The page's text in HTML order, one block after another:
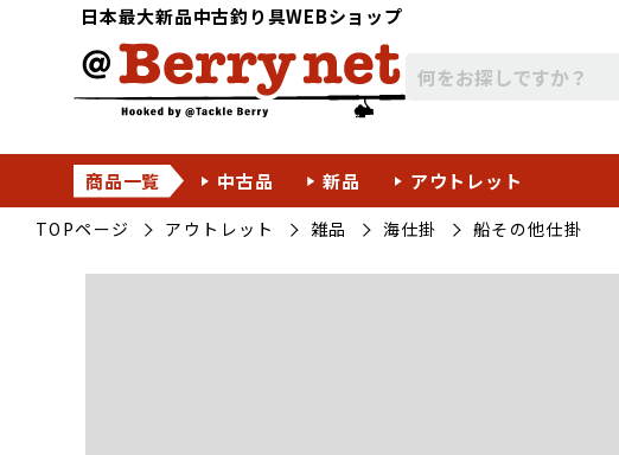
日本最大新品中古釣り具WEBショップ
商品一覧 中古品 新品 アウトレット
TOPページ アウトレット 雑品 海仕掛 船その他仕掛